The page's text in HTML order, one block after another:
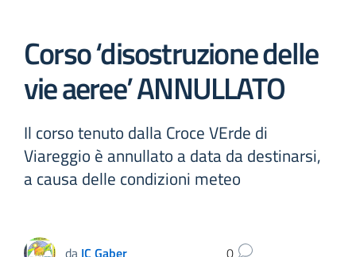
Corso ‘disostruzione delle
vie aeree’ ANNULLATO
Il corso tenuto dalla Croce VErde di
Viareggio è annullato a data da destinarsi,
a causa delle condizioni meteo
da IC Gaber 0